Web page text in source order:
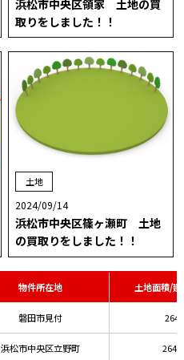
浜松市中央区領家 土地の買
取りをしました！！
土地
2024/09/14
浜松市中央区篠ヶ瀬町 土地
の買取りをしました！！
物件所在地 土地面積/
磐田市見付
浜松市中央区立野町